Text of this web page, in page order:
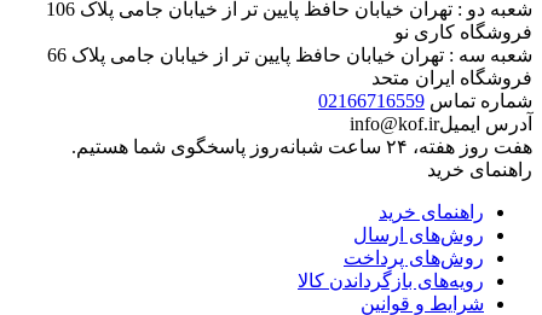
شعبه دو : تهران خیابان حافظ پایین تر از خیابان جامی پلاک 106
فروشگاه کاری نو
شعبه سه : تهران خیابان حافظ پایین تر از خیابان جامی پلاک 66
فروشگاه ایران متحد
شماره تماس 02166716559
آدرس ایمیلinfo@kof.ir
هفت روز هفته، ۲۴ ساعت شبانه‌روز پاسخگوی شما هستیم.
راهنمای خرید
راهنمای خرید
روش‌های ارسال
روش‌های پرداخت
رویه‌های بازگرداندن کالا
شرایط و قوانین